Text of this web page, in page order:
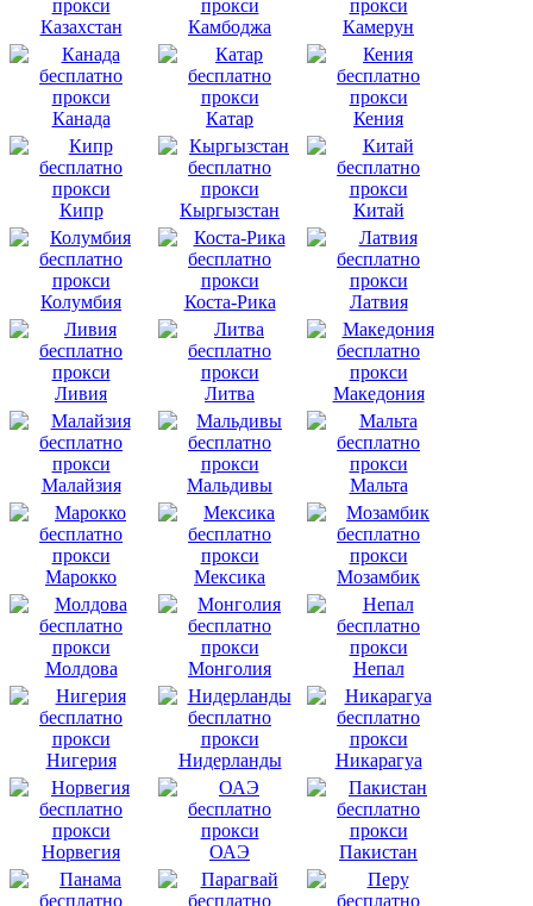
Казахстан Камбоджа Камерун
Канада Катар Кения
Кипр Кыргызстан Китай
Колумбия Коста-Рика Латвия
Ливия Литва Македония
Малайзия Мальдивы Мальта
Марокко Мексика Мозамбик
Молдова Монголия Непал
Нигерия Нидерланды Никарагуа
Норвегия ОАЭ Пакистан